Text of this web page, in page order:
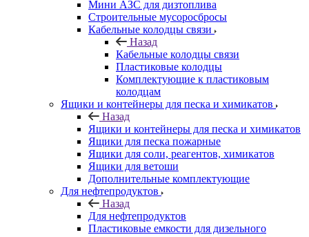
Мини АЗС для дизтоплива
Строительные мусоросбросы
Кабельные колодцы связи
Назад
Кабельные колодцы связи
Пластиковые колодцы
Комплектующие к пластиковым
колодцам
Ящики и контейнеры для песка и химикатов
Назад
Ящики и контейнеры для песка и химикатов
Ящики для песка пожарные
Ящики для соли, реагентов, химикатов
Ящики для ветоши
Дополнительные комплектующие
Для нефтепродуктов
Назад
Для нефтепродуктов
Пластиковые емкости для дизельного